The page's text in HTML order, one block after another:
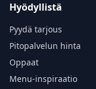
Hyödyllistä
Pyydä tarjous
Pitopalvelun hinta
Oppaat
Menu-inspiraatio